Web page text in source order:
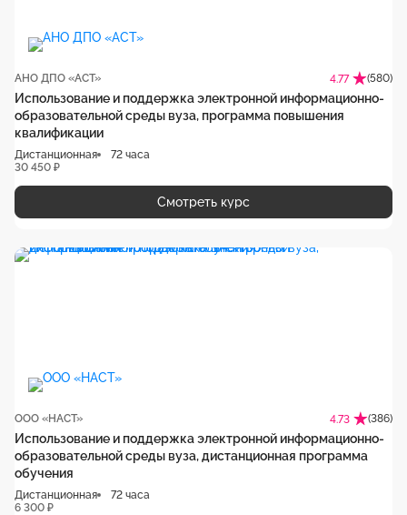
АНО ДПО «АСТ» 4.77 (580)
Использование и поддержка электронной информационно-
образовательной среды вуза, программа повышения
квалификации
Дистанционная
72 часа
30 450 ₽
Смотреть курс
ООО «НАСТ» 4.73 (386)
Использование и поддержка электронной информационно-
образовательной среды вуза, дистанционная программа
обучения
Дистанционная
72 часа
6 300 ₽